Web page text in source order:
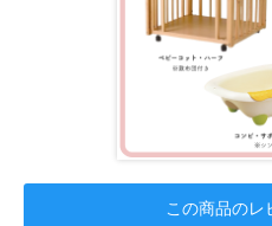
この商品のレ